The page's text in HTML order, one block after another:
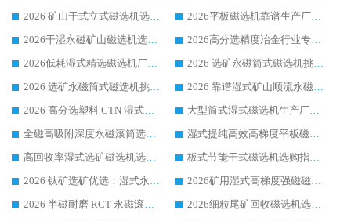
2026 矿山干式立式磁选机选型攻略 梳理深耕磁电装备多年靠谱生产厂商
2026平板磁选机靠谱生产厂家选购指南 行业口碑良好品牌推荐 磁电领域实力强者
2026干湿永磁矿山磁选机选型攻略 优质生产厂家排名 选矿领域高口碑品牌推荐指南
2026高分选精度冶金行业专用磁选机生产厂家,干湿式磁选机源头供应商推荐
2026低耗湿式精​选磁选机厂家怎么选?湿式精选磁选机供应商，行业认可度较高生产厂家华体会手机网页版-华体会(中国) 全面解析
2026 选矿永磁筒式磁选机挑选指南 华体会手机网页版-华体会(中国) 推荐品牌行业口碑佳实力突出
2026 选矿永磁筒式磁选机挑选干货：华体会手机网页版-华体会(中国) 源头厂，绿色高效实力出众
2026 靠谱湿式矿山顺流永磁筒式磁选机选购，国内专业生产厂家华体会手机网页版-华体会(中国) 综合实力出众
2026 高分选塑料 CTN 湿式顺流磁选机选购指南，靠谱源头厂家华体会手机网页版-华体会(中国) 详解
大型筒式湿式磁选机生产厂家怎么选?华体会手机网页版-华体会(中国) 设备口碑广受行业认可
全磁高吸附深度永磁滚筒选购指南 业内口碑稳定磁电设备生产厂家详细推荐
湿式提纯高效高梯度平板磁选机靠谱设备源头厂商华体会手机网页版-华体会(中国) 综合测评
高回收率湿式选矿磁选机选购指南 业内口碑磁电设备生产厂家实力解析
板式节能干式磁选机选购指南，源头生产厂家华体会手机网页版-华体会(中国) 综合实力可观
2026 钛矿选矿优选：湿式永磁筒式磁选机源头厂家华体会手机网页版-华体会(中国) 综合解析
2026矿用湿式高梯度强磁磁选机选购指南，临朐靠谱磁电生产厂家华体会手机网页版-华体会(中国) 详解
2026 半磁耐磨 RCT 永磁滚筒选购指南，临朐源头生产厂家华体会手机网页版-华体会(中国) 实测分享
2026细粒尾矿回收磁选机选购指南 产业集群优质生产厂家华体会手机网页版-华体会(中国) 解析